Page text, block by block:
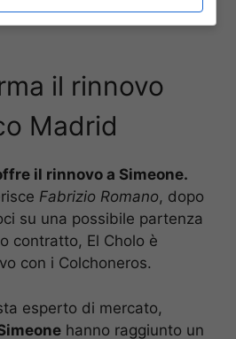
e allora va trovata un’altra
il rinnovo
Madrid
il rinnovo a Simeone.
Fabrizio Romano, dopo
su una possibile partenza
contratto, El Cholo è
con i Colchoneros.
esperto di mercato,
hanno raggiunto un